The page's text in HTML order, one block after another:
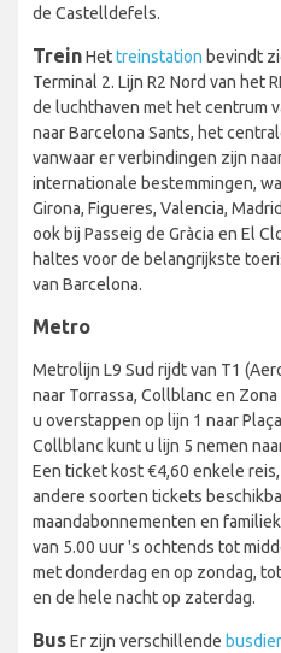
de Castelldefels.
TreinHettreinstation bevindt
Terminal 2. Lijn R2 Nord van het
de luchthaven met het centrum
naar Barcelona Sants, het
vanwaar er verbindingen zijn
internationale bestemmingen,
Girona, Figueres, Valencia,
ook bij Passeig de Gràcia en El
haltes voor de belangrijkste
van Barcelona.
Metro
Metrolijn L9 Sud rijdt van T1
naar Torrassa, Collblanc en
u overstappen op lijn 1 naar
Collblanc kunt u lijn 5 nemen
Een ticket kost €4,60 enkele
andere soorten tickets
maandabonnementen en
van 5.00 uur 's ochtends tot
met donderdag en op zondag,
en de hele nacht op zaterdag.
BusEr zijn verschillende